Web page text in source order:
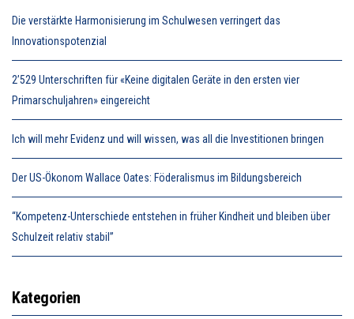
Die verstärkte Harmonisierung im Schulwesen verringert das
Innovationspotenzial
2’529 Unterschriften für «Keine digitalen Geräte in den ersten vier
Primarschuljahren» eingereicht
Ich will mehr Evidenz und will wissen, was all die Investitionen bringen
Der US-Ökonom Wallace Oates: Föderalismus im Bildungsbereich
“Kompetenz-Unterschiede entstehen in früher Kindheit und bleiben über
Schulzeit relativ stabil”
Kategorien